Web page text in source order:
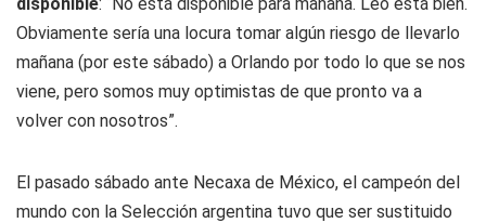
Obviamente sería una locura tomar algún riesgo de llevarlo
mañana (por este sábado) a Orlando por todo lo que se nos
viene, pero somos muy optimistas de que pronto va a
volver con nosotros”.
El pasado sábado ante Necaxa de México, el campeón del
mundo con la Selección argentina tuvo que ser sustituido